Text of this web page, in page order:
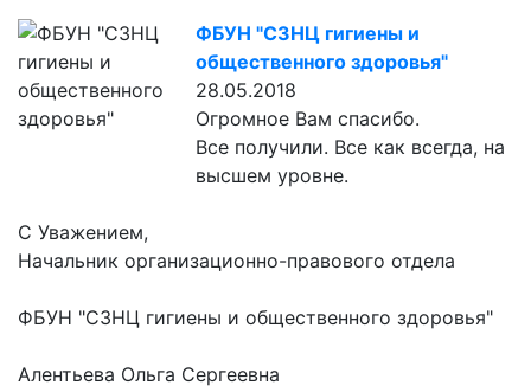
ФБУН "СЗНЦ гигиены и
общественного здоровья"
28.05.2018
Огромное Вам спасибо.
Все получили. Все как всегда, на
высшем уровне.
С Уважением,
Начальник организационно-правового отдела
ФБУН "СЗНЦ гигиены и общественного здоровья"
Алентьева Ольга Сергеевна